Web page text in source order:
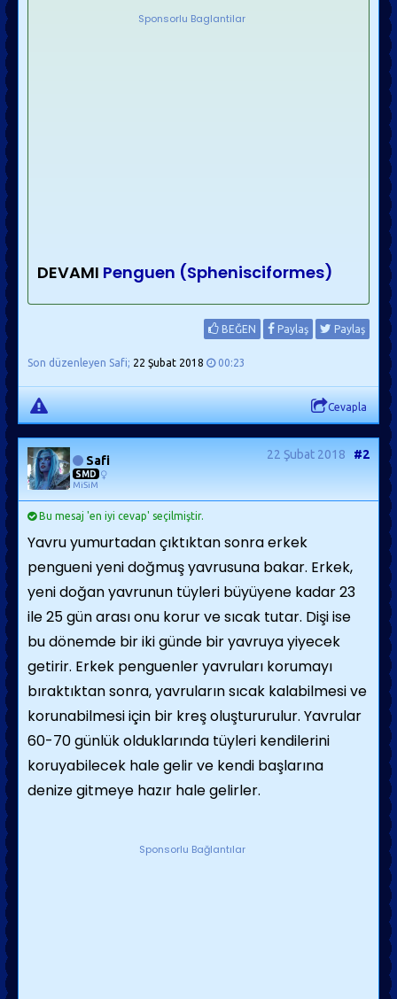
Sponsorlu Baglantilar
DEVAMI Penguen (Sphenisciformes)
BEĞEN Paylaş Paylaş
Son düzenleyen Safi; 22 Şubat 2018 00:23
Cevapla
Safi
SMD
MiSiM
22 Şubat 2018 #2
Bu mesaj 'en iyi cevap' seçilmiştir.
Yavru yumurtadan çıktıktan sonra erkek
pengueni yeni doğmuş yavrusuna bakar. Erkek,
yeni doğan yavrunun tüyleri büyüyene kadar 23
ile 25 gün arası onu korur ve sıcak tutar. Dişi ise
bu dönemde bir iki günde bir yavruya yiyecek
getirir. Erkek penguenler yavruları korumayı
bıraktıktan sonra, yavruların sıcak kalabilmesi ve
korunabilmesi için bir kreş oluştururulur. Yavrular
60-70 günlük olduklarında tüyleri kendilerini
koruyabilecek hale gelir ve kendi başlarına
denize gitmeye hazır hale gelirler.
Sponsorlu Bağlantılar